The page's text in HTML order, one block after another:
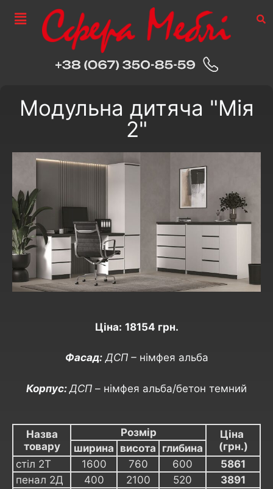
Модульна дитяча "Мія
2"
Ціна: 18154 грн.
Фасад:ДСП – німфея альба
Корпус: ДСП – німфея альба/бетон темний
Назва
товару
Розмір
Ціна
(грн.)
ширина висота глибина
стіл 2Т
1600 760 600
5861
пенал 2Д
400 2100 520
3891